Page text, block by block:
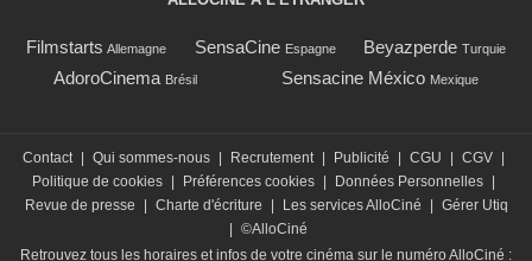
Filmstarts Allemagne SensaCine Espagne Beyazperde Turquie
AdoroCinema Brésil Sensacine México Mexique
Contact | Qui sommes-nous | Recrutement | Publicité | CGU | CGV |
Politique de cookies | Préférences cookies | Données Personnelles |
Revue de presse
| Charte d'écriture | Les services AlloCiné | Gérer Utiq
| ©AlloCiné
Retrouvez tous les horaires et infos de votre cinéma sur le numéro AlloCiné :